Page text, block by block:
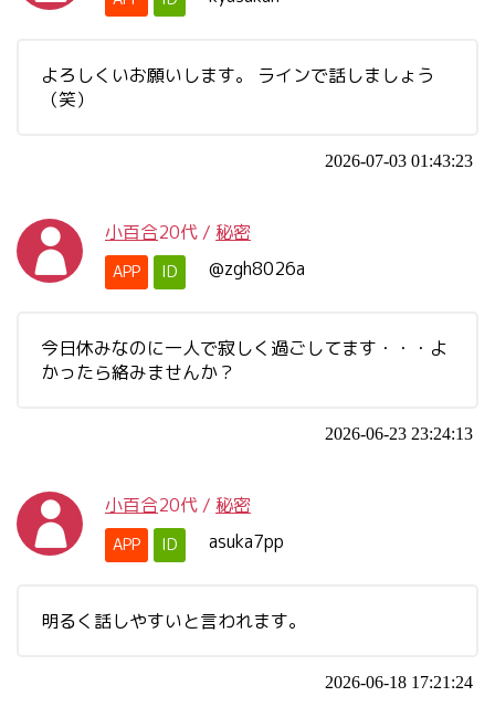
よろしくいお願いします。 ラインで話しましょう
（笑）
2026-07-03 01:43:23
小百合20代 / 秘密
APP ID @zgh8026a
今日休みなのに一人で寂しく過ごしてます・・・よ
かったら絡みませんか？
2026-06-23 23:24:13
小百合20代 / 秘密
APP ID asuka7pp
明るく話しやすいと言われます。
2026-06-18 17:21:24